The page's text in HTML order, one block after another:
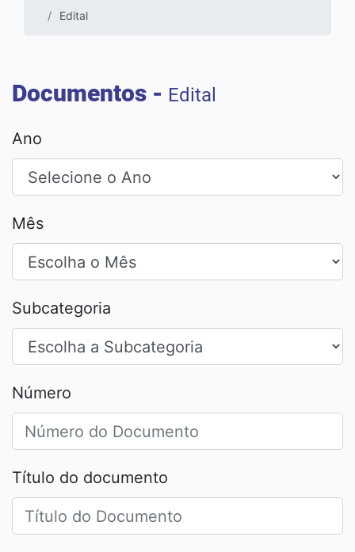
Edital
Documentos - Edital
Ano
Mês
Subcategoria
Número
Título do documento